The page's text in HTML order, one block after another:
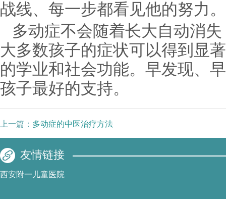
战线、每一步都看见他的努力。
多动症不会随着长大自动消
大多数孩子的症状可以得到显
的学业和社会功能。早发现、
孩子最好的支持。
上一篇： 多动症的中医治疗方法
友情链接
西安附一儿童医院